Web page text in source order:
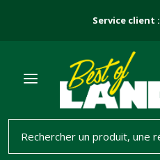
Service client :